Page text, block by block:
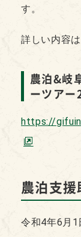
す。
詳しい内容
農泊&岐
ーツア
https://
農泊支
令和4年6月1